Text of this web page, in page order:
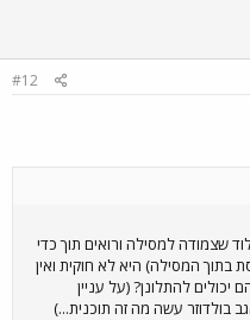
#12
שצמודה למסילה ורואים תוך כדי
המסילה) היא לא חוקית ואין
להתלונן? (על עניין
בולדוזר עשה מה זה תוכנית...)